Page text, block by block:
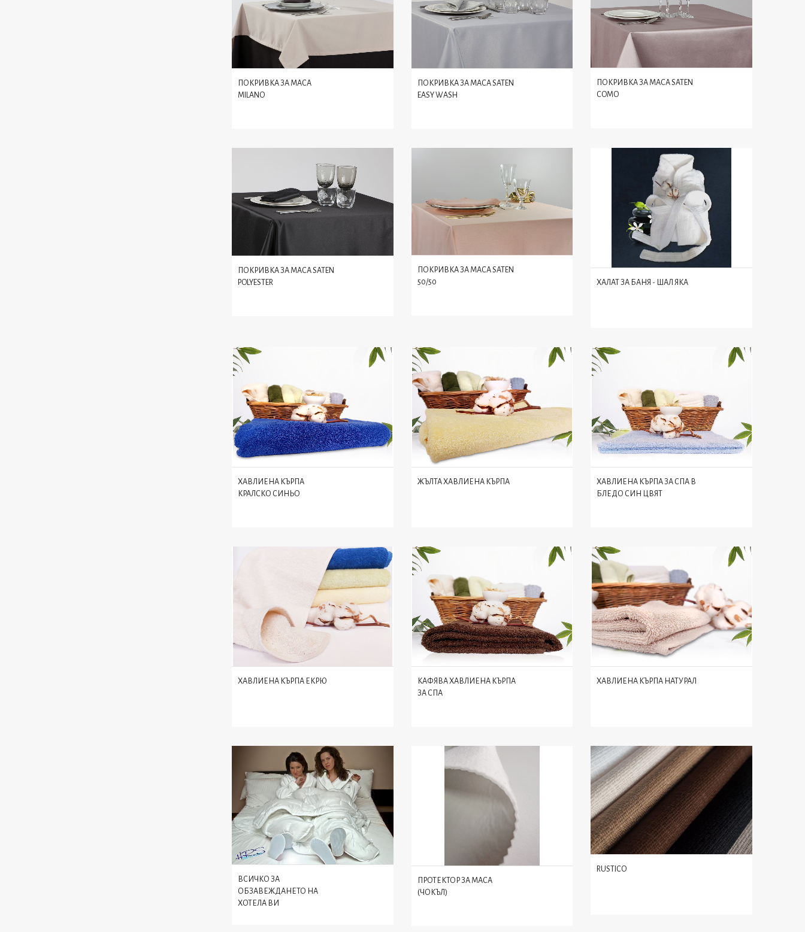
ПОКРИВКА ЗА МАСА
MILANO
ПОКРИВКА ЗА МАСА SATEN
EASY WASH
ПОКРИВКА ЗА МАСА SATEN
COMO
ПОКРИВКА ЗА МАСА SATEN
POLYESTER
ПОКРИВКА ЗА МАСА SATEN
50/50
ХАЛАТ ЗА БАНЯ - ШАЛ ЯКА
ХАВЛИЕНА КЪРПА
КРАЛСКО СИНЬО
ЖЪЛТА ХАВЛИЕНА КЪРПА
ХАВЛИЕНА КЪРПА ЗА СПА В
БЛЕДО СИН ЦВЯТ
ХАВЛИЕНА КЪРПА ЕКРЮ
КАФЯВА ХАВЛИЕНА КЪРПА
ЗА СПА
ХАВЛИЕНА КЪРПА НАТУРАЛ
ВСИЧКО ЗА
ОБЗАВЕЖДАНЕТО НА
ХОТЕЛА ВИ
ПРОТЕКТОР ЗА МАСА
(ЧОКЪЛ)
RUSTICO